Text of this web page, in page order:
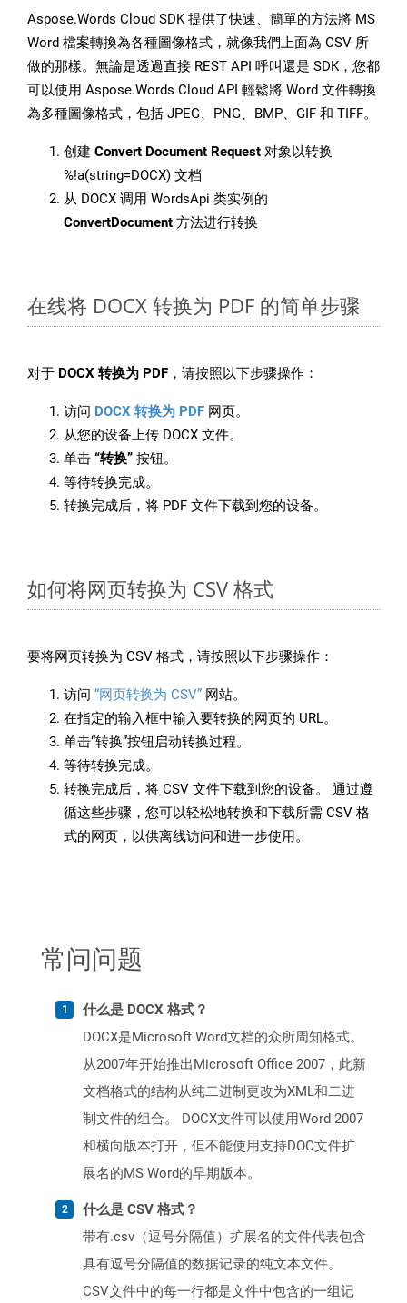
Aspose.Words Cloud SDK 提供了快速、簡單的方法將 MS
Word 檔案轉換為各種圖像格式，就像我們上面為 CSV 所
做的那樣。無論是透過直接 REST API 呼叫還是 SDK，您都
可以使用 Aspose.Words Cloud API 輕鬆將 Word 文件轉換
為多種圖像格式，包括 JPEG、PNG、BMP、GIF 和 TIFF。
创建 Convert Document Request 对象以转换
%!a(string=DOCX) 文档
从 DOCX 调用 WordsApi 类实例的
ConvertDocument 方法进行转换
在线将 DOCX 转换为 PDF 的简单步骤
对于 DOCX 转换为 PDF ，请按照以下步骤操作：
访问 DOCX 转换为 PDF 网页。
从您的设备上传 DOCX 文件。
单击 “转换” 按钮。
等待转换完成。
转换完成后，将 PDF 文件下载到您的设备。
如何将网页转换为 CSV 格式
要将网页转换为 CSV 格式，请按照以下步骤操作：
访问 “网页转换为 CSV” 网站。
在指定的输入框中输入要转换的网页的 URL。
单击“转换”按钮启动转换过程。
等待转换完成。
转换完成后，将 CSV 文件下载到您的设备。 通过遵
循这些步骤，您可以轻松地转换和下载所需 CSV 格
式的网页，以供离线访问和进一步使用。
常问问题
什么是 DOCX 格式？
DOCX是Microsoft Word文档的众所周知格式。
从2007年开始推出Microsoft Office 2007，此新
文档格式的结构从纯二进制更改为XML和二进
制文件的组合。 DOCX文件可以使用Word 2007
和横向版本打开，但不能使用支持DOC文件扩
展名的MS Word的早期版本。
什么是 CSV 格式？
带有.csv（逗号分隔值）扩展名的文件代表包含
具有逗号分隔值的数据记录的纯文本文件。
CSV文件中的每一行都是文件中包含的一组记